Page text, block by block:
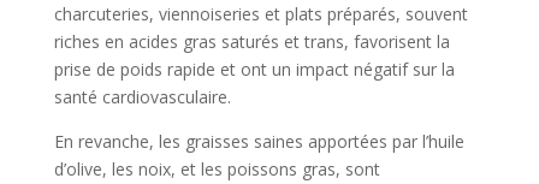
charcuteries, viennoiseries et plats préparés, souvent
riches en acides gras saturés et trans, favorisent la
prise de poids rapide et ont un impact négatif sur la
santé cardiovasculaire.
En revanche, les graisses saines apportées par l’huile
d’olive, les noix, et les poissons gras, sont